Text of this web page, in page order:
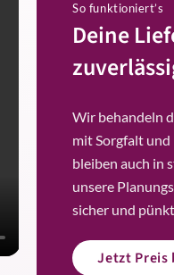
So funktioniert’s
Deine
Wir behandeln
mit Sorgfalt
bleiben auch in
unsere
sicher und
Jetzt Preis